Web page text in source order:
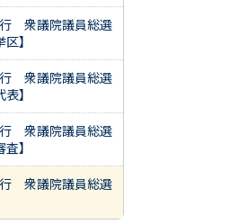
衆議院議員総選
】
衆議院議員総選
】
衆議院議員総選
】
衆議院議員総選